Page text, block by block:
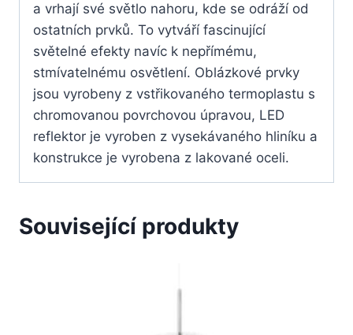
a vrhají své světlo nahoru, kde se odráží od
ostatních prvků. To vytváří fascinující
světelné efekty navíc k nepřímému,
stmívatelnému osvětlení. Oblázkové prvky
jsou vyrobeny z vstřikovaného termoplastu s
chromovanou povrchovou úpravou, LED
reflektor je vyroben z vysekávaného hliníku a
konstrukce je vyrobena z lakované oceli.
Související produkty